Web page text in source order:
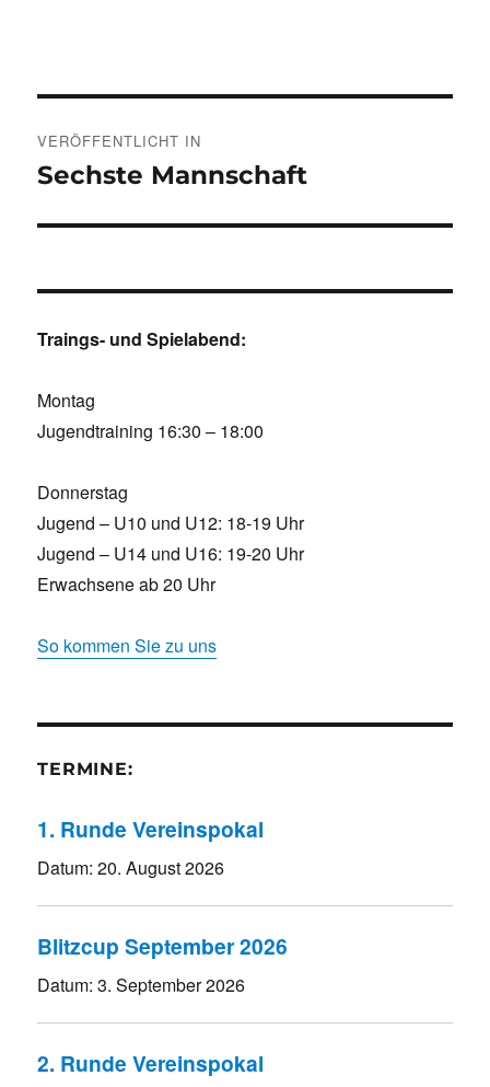
VERÖFFENTLICHT IN
Sechste Mannschaft
Traings- und Spielabend:
Montag
Jugendtraining 16:30 – 18:00
Donnerstag
Jugend – U10 und U12: 18-19 Uhr
Jugend – U14 und U16: 19-20 Uhr
Erwachsene ab 20 Uhr
So kommen Sie zu uns
TERMINE:
1. Runde Vereinspokal
Datum:20. August 2026
Blitzcup September 2026
Datum:3. September 2026
2. Runde Vereinspokal